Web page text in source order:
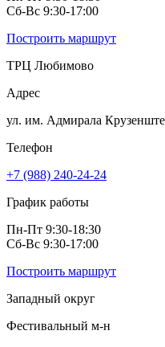
Сб-Вс 9:30-17:00
Построить маршрут
ТРЦ Любимово
Адрес
ул. им. Адмирала
Телефон
+7 (988) 240-24-24
График работы
Пн-Пт 9:30-18:30
Сб-Вс 9:30-17:00
Построить маршрут
Западный округ
Фестивальный м‑н